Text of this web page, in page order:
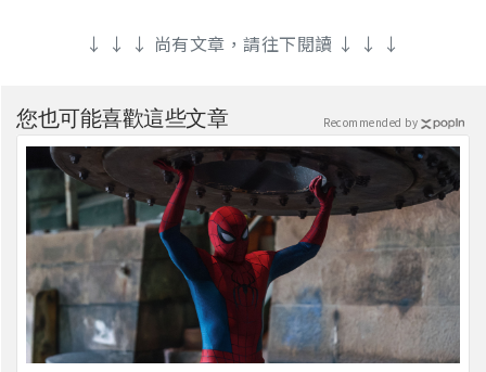
↓ ↓ ↓ 尚有文章，請往下閱讀 ↓ ↓ ↓
您也可能喜歡這些文章 Recommended by